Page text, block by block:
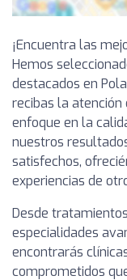
¡Encuentra las
Hemos
destacados en
recibas la atención
enfoque en la
nuestros
satisfechos,
experiencias de
Desde
especialidades
encontrarás
comprometidos